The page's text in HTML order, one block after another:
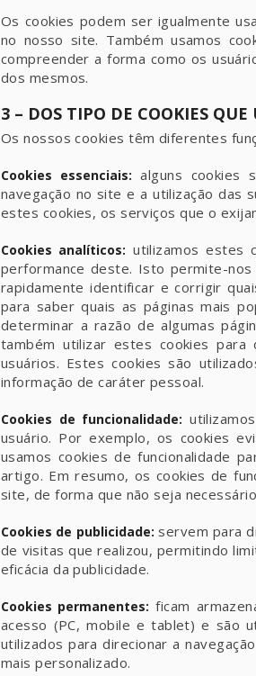
Os cookies podem ser igualmente
no nosso site. Também usamos
compreender a forma como os
dos mesmos.
3 – DOS TIPO DE COOKIES
Os nossos cookies têm diferentes
Cookies essenciais: alguns cookies
navegação no site e a utilização das
estes cookies, os serviços que o
Cookies analíticos: utilizamos estes
performance deste. Isto permite-
rapidamente identificar e corrigir
para saber quais as páginas mais
determinar a razão de algumas
também utilizar estes cookies
usuários. Estes cookies são
informação de caráter pessoal.
Cookies de funcionalidade:
usuário. Por exemplo, os cookies
usamos cookies de funcionalidade
artigo. Em resumo, os cookies de
site, de forma que não seja
Cookies de publicidade: servem para
de visitas que realizou, permitindo
eficácia da publicidade.
Cookies permanentes: ficam
acesso (PC, mobile e tablet) e são
utilizados para direcionar a
mais personalizado.